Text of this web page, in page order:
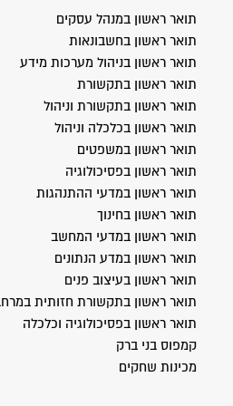
תואר ראשון במנהל עסקים
תואר ראשון בחשבונאות
תואר ראשון בניהול מערכות מידע
תואר ראשון בתקשורת
תואר ראשון בתקשורת וניהול
תואר ראשון בכלכלה וניהול
תואר ראשון במשפטים
תואר ראשון בפסיכולוגיה
תואר ראשון במדעי ההתנהגות
תואר ראשון בחינוך
תואר ראשון במדעי המחשב
תואר ראשון במדע הנתונים
תואר ראשון בעיצוב פנים
תואר ראשון בתקשורת חזותית
תואר ראשון בפסיכולוגיה וכלכלה
קמפוס בני ברק
מכינות שחקים